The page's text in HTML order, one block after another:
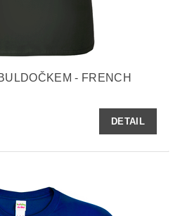
- FRENCH
DETAIL